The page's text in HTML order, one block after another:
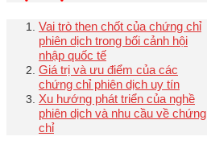
Vai trò then chốt của chứng chỉ
phiên dịch trong bối cảnh hội
nhập quốc tế
Giá trị và ưu điểm của các
chứng chỉ phiên dịch uy tín
Xu hướng phát triển của nghề
phiên dịch và nhu cầu về chứng
chỉ